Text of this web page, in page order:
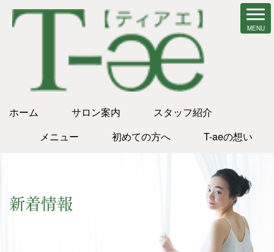
ホーム サロン案内
スタッフ紹介
メニュー
初めての方へ T-aeの想い
新着情報